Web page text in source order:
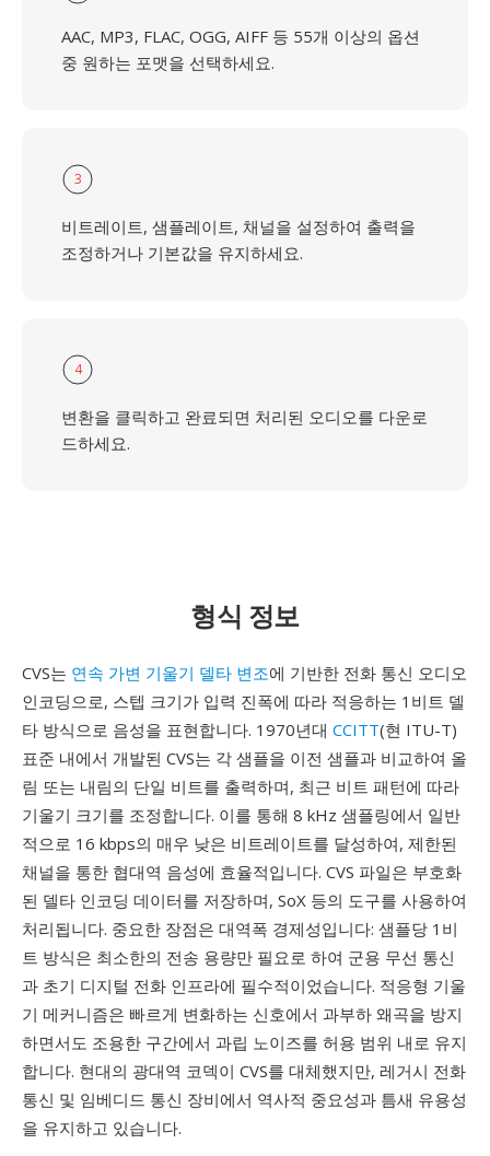
AAC, MP3, FLAC, OGG, AIFF 등 55개 이상의 옵션
중 원하는 포맷을 선택하세요.
3
비트레이트, 샘플레이트, 채널을 설정하여 출력을
조정하거나 기본값을 유지하세요.
4
변환을 클릭하고 완료되면 처리된 오디오를 다운로
드하세요.
형식 정보
CVS는 연속 가변 기울기 델타 변조에 기반한 전화 통신 오디오
인코딩으로, 스텝 크기가 입력 진폭에 따라 적응하는 1비트 델
타 방식으로 음성을 표현합니다. 1970년대 CCITT(현 ITU-T)
표준 내에서 개발된 CVS는 각 샘플을 이전 샘플과 비교하여 올
림 또는 내림의 단일 비트를 출력하며, 최근 비트 패턴에 따라
기울기 크기를 조정합니다. 이를 통해 8 kHz 샘플링에서 일반
적으로 16 kbps의 매우 낮은 비트레이트를 달성하여, 제한된
채널을 통한 협대역 음성에 효율적입니다. CVS 파일은 부호화
된 델타 인코딩 데이터를 저장하며, SoX 등의 도구를 사용하여
처리됩니다. 중요한 장점은 대역폭 경제성입니다: 샘플당 1비
트 방식은 최소한의 전송 용량만 필요로 하여 군용 무선 통신
과 초기 디지털 전화 인프라에 필수적이었습니다. 적응형 기울
기 메커니즘은 빠르게 변화하는 신호에서 과부하 왜곡을 방지
하면서도 조용한 구간에서 과립 노이즈를 허용 범위 내로 유지
합니다. 현대의 광대역 코덱이 CVS를 대체했지만, 레거시 전화
통신 및 임베디드 통신 장비에서 역사적 중요성과 틈새 유용성
을 유지하고 있습니다.